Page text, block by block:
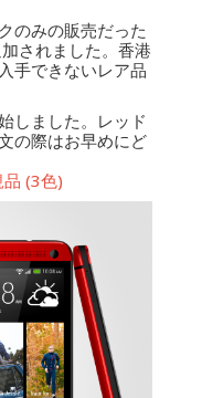
のみの販売だった
されました。香港
手できないレア品
しました。レッド
の際はお早めにど
(3色)